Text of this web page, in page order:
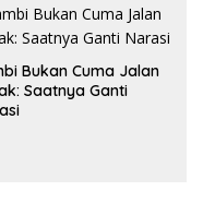
Bukan Cuma Jalan
Saatnya Ganti